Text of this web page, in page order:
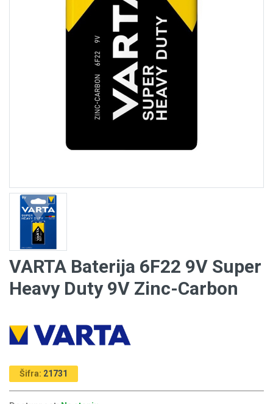
VARTA Baterija 6F22 9V Super
Heavy Duty 9V Zinc-Carbon
Šifra: 21731